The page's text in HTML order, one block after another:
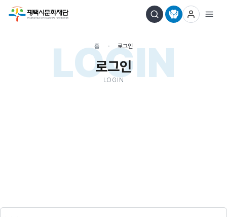
LOGIN
홈 로그인
로그인
LOGIN